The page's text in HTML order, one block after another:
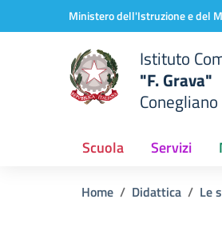
Vai ai contenuti
Vai al menu di navigazioneMinistero dell'Istruzione e del
Istituto
"F. Grava"
Conegliano
Scuola Servizi
Home Didattica Le